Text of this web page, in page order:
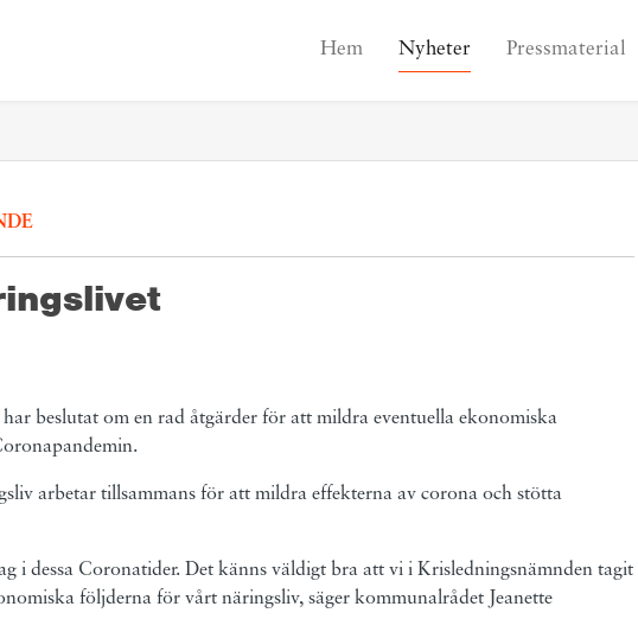
Hem Nyheter Pressmaterial
beslutat om en rad åtgärder för att mildra eventuella ekonomiska
arbetar tillsammans för att mildra effekterna av corona och stötta
i dessa Coronatider. Det känns väldigt bra att vi i Krisledningsnämnden tagit
följderna för vårt näringsliv, säger kommunalrådet Jeanette